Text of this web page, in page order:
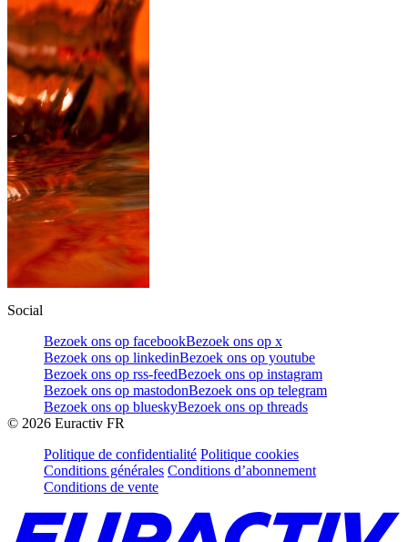
Social
Bezoek ons op facebookBezoek ons op x
Bezoek ons op linkedinBezoek ons op youtube
Bezoek ons op rss-feedBezoek ons op instagram
Bezoek ons op mastodonBezoek ons op telegram
Bezoek ons op blueskyBezoek ons op threads
© 2026 Euractiv FR
Politique de confidentialité Politique cookies
Conditions générales Conditions d’abonnement
Conditions de vente